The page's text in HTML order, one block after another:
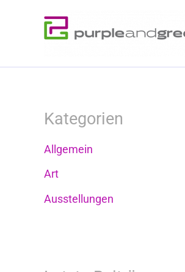
Kategorien
Allgemein
Art
Ausstellungen